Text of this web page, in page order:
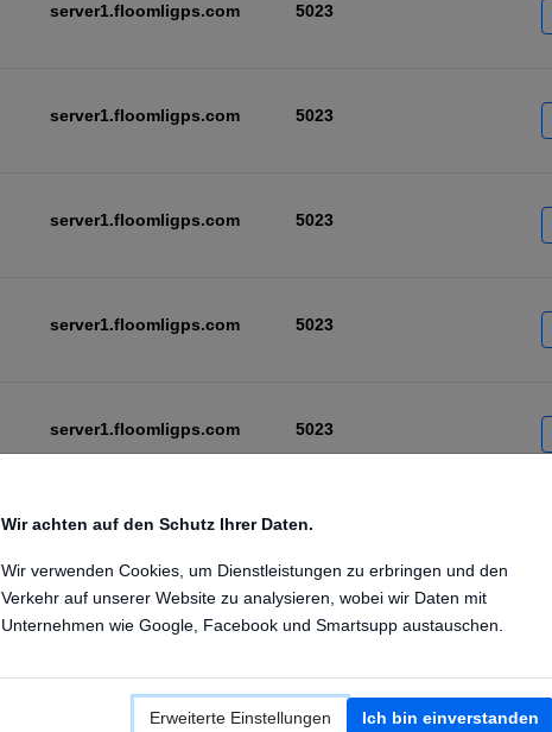
server1.floomligps.com 5023
server1.floomligps.com 5023
server1.floomligps.com 5023
server1.floomligps.com 5023
server1.floomligps.com 5023
server1.floomligps.com 5023
server1.floomligps.com
Wir achten auf den Schutz Ihrer Daten.
Wir verwenden Cookies, um Dienstleistungen zu erbringen und den
Verkehr auf unserer Website zu analysieren, wobei wir Daten mit
Unternehmen wie Google, Facebook und Smartsupp austauschen.
Erweiterte Einstellungen Ich bin einverstanden